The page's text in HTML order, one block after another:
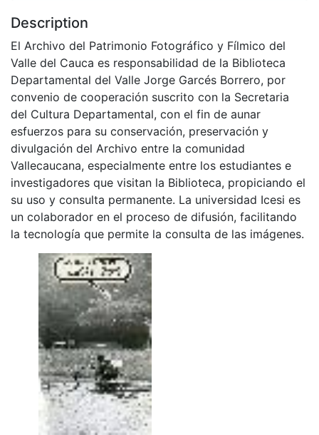
Description
El Archivo del Patrimonio Fotográfico y Fílmico del
Valle del Cauca es responsabilidad de la Biblioteca
Departamental del Valle Jorge Garcés Borrero, por
convenio de cooperación suscrito con la Secretaria
del Cultura Departamental, con el fin de aunar
esfuerzos para su conservación, preservación y
divulgación del Archivo entre la comunidad
Vallecaucana, especialmente entre los estudiantes e
investigadores que visitan la Biblioteca, propiciando el
su uso y consulta permanente. La universidad Icesi es
un colaborador en el proceso de difusión, facilitando
la tecnología que permite la consulta de las imágenes.